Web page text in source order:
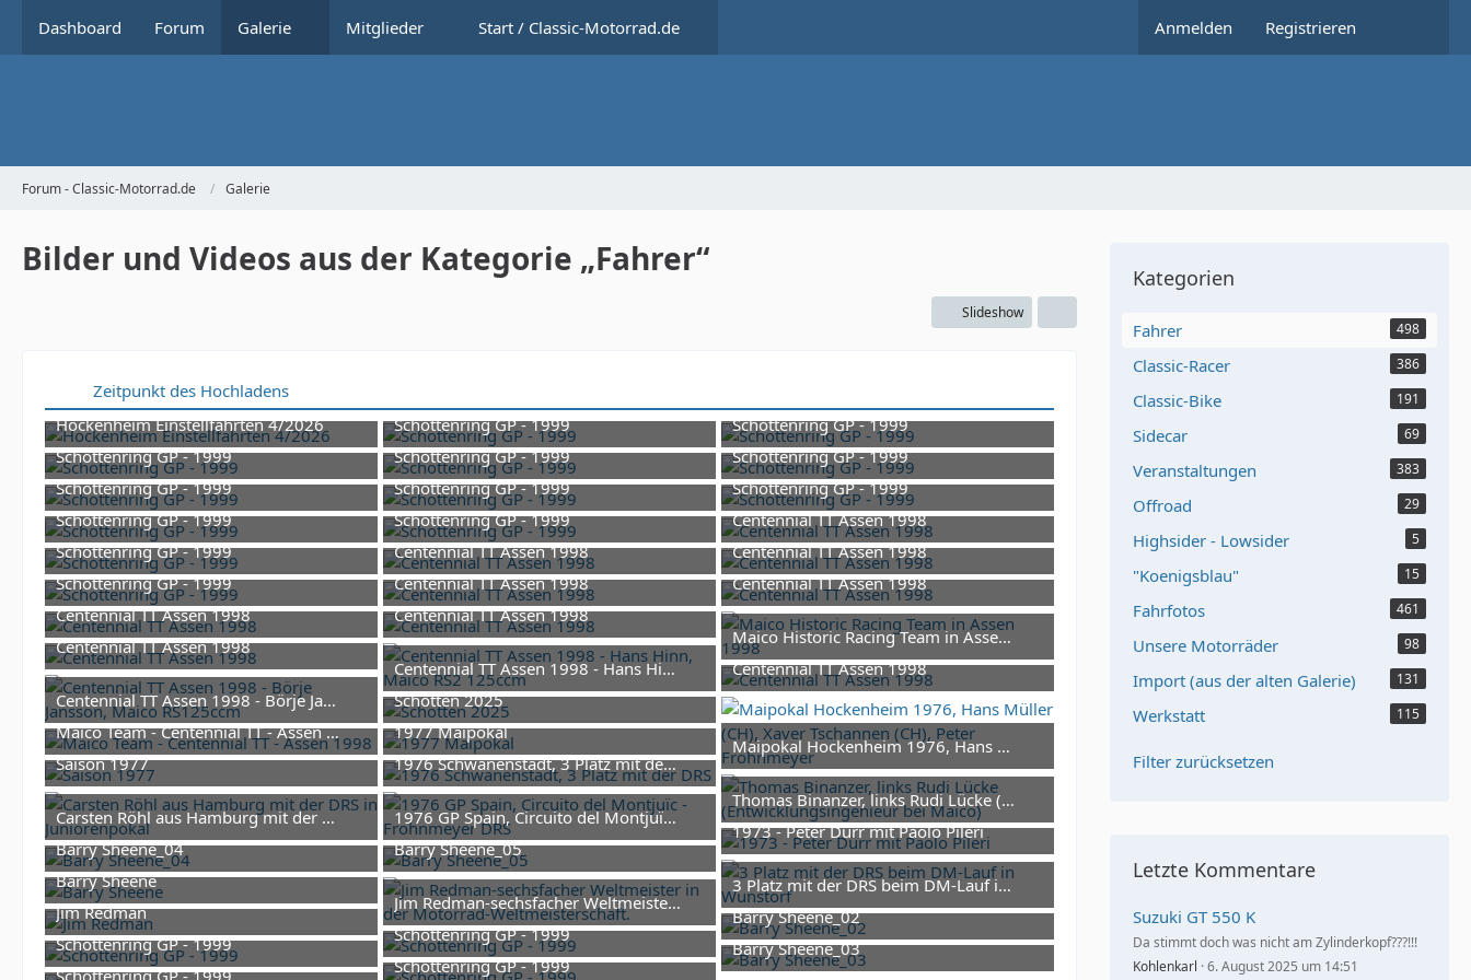
Dashboard Forum Galerie Mitglieder Start / Classic-Motorrad.de Anmelden Registrieren
Forum - Classic-Motorrad.de Galerie
Bilder und Videos aus der Kategorie „Fahrer“
Slideshow
Zeitpunkt des Hochladens
Hockenheim Einstellfahrten 4/2026
10. Mai 2026 um 20:08
Schottenring GP - 1999
9. Februar 2026 um 09:53
Schottenring GP - 1999
9. Februar 2026 um 09:53
Schottenring GP - 1999
9. Februar 2026 um 09:53
Schottenring GP - 1999
9. Februar 2026 um 09:53
Schottenring GP - 1999
9. Februar 2026 um 09:53
Centennial TT Assen 1998
1. Februar 2026 um 14:55
Centennial TT Assen 1998
1. Februar 2026 um 13:10
Centennial TT Assen 1998 - Börje Jansson, Maico RS125ccm
1. Februar 2026 um 13:04
Maico Team - Centennial TT - Assen 1998
1. Februar 2026 um 09:11
Saison 1977
23. Oktober 2025 um 18:01
Carsten Röhl aus Hamburg mit der DRS in Juniorenpokal
18. Oktober 2025 um 16:32
Barry Sheene_04
12. September 2025 um 16:40
Barry Sheene
12. September 2025 um 16:40
Jim Redman
30. Juni 2025 um 07:53
Schottenring GP - 1999
9. Februar 2026 um 09:53
Schottenring GP - 1999
Schottenring GP - 1999
9. Februar 2026 um 09:53
Schottenring GP - 1999
9. Februar 2026 um 09:53
Schottenring GP - 1999
9. Februar 2026 um 09:53
Schottenring GP - 1999
9. Februar 2026 um 09:53
Centennial TT Assen 1998
1. Februar 2026 um 13:10
Centennial TT Assen 1998
1. Februar 2026 um 13:10
Centennial TT Assen 1998
1. Februar 2026 um 13:08
Centennial TT Assen 1998 - Hans Hinn, Maico RS2 125ccm
1. Februar 2026 um 13:04
Schotten 2025
23. November 2025 um 17:03
1977 Maipokal
23. Oktober 2025 um 18:01
1976 Schwanenstadt, 3 Platz mit der DRS
18. Oktober 2025 um 17:06
1
1976 GP Spain, Circuito del Montjuïc - Frohnmeyer DRS
18. Oktober 2025 um 16:32
Barry Sheene_05
12. September 2025 um 16:40
Jim Redman-sechsfacher Weltmeister in der Motorrad-Weltmeisterschaft.
30. Juni 2025 um 07:53
Schottenring GP - 1999
9. Februar 2026 um 09:53
Schottenring GP - 1999
Schottenring GP - 1999
9. Februar 2026 um 09:53
Schottenring GP - 1999
9. Februar 2026 um 09:53
Schottenring GP - 1999
9. Februar 2026 um 09:53
Centennial TT Assen 1998
1. Februar 2026 um 13:10
Centennial TT Assen 1998
1. Februar 2026 um 13:10
Centennial TT Assen 1998
1. Februar 2026 um 13:08
Maico Historic Racing Team in Assen 1998
1. Februar 2026 um 13:04
Centennial TT Assen 1998
1. Februar 2026 um 13:04
Maipokal Hockenheim 1976, Hans Müller (CH), Xaver Tschannen (CH), Peter Frohnmeyer
23. Oktober 2025 um 18:21
Thomas Binanzer, links Rudi Lücke (Entwicklungsingenieur bei Maico)
23. Oktober 2025 um 18:21
1973 - Peter Dürr mit Paolo Pileri
18. Oktober 2025 um 16:32
3 Platz mit der DRS beim DM-Lauf in Wunstorf
18. Oktober 2025 um 16:21
Barry Sheene_02
12. September 2025 um 16:40
Barry Sheene_03
12. September 2025 um 16:40
Kategorien
Fahrer 498
Classic-Racer 386
Classic-Bike 191
Sidecar 69
Veranstaltungen 383
Offroad 29
Highsider - Lowsider 5
"Koenigsblau" 15
Fahrfotos 461
Unsere Motorräder 98
Import (aus der alten Galerie) 131
Werkstatt 115
Filter zurücksetzen
Letzte Kommentare
Suzuki GT 550 K
Da stimmt doch was nicht am Zylinderkopf???!!!
Kohlenkarl 6. August 2025 um 14:51